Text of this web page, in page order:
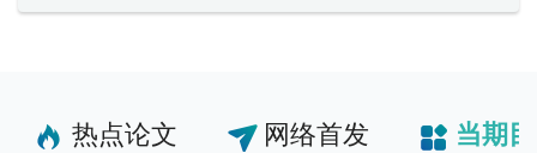
热点论文 网络首发 当期